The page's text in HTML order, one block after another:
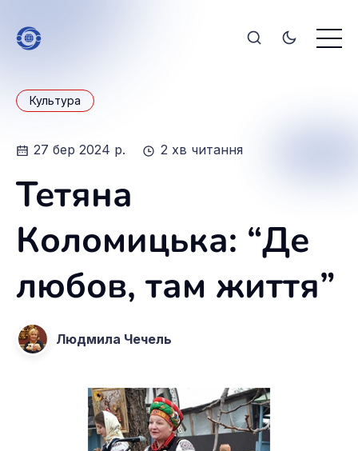
Культура
27 бер 2024 р. 2 хв читання
Тетяна
Коломицька: “Де
любов, там життя”
Людмила Чечель